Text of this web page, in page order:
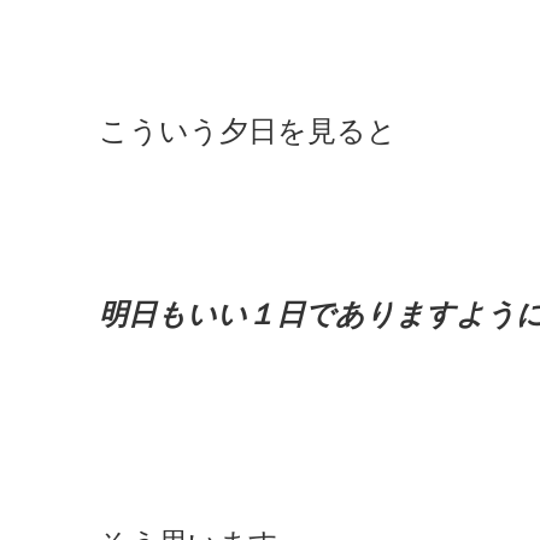
こういう夕日を見ると
明日もいい１日でありますよう